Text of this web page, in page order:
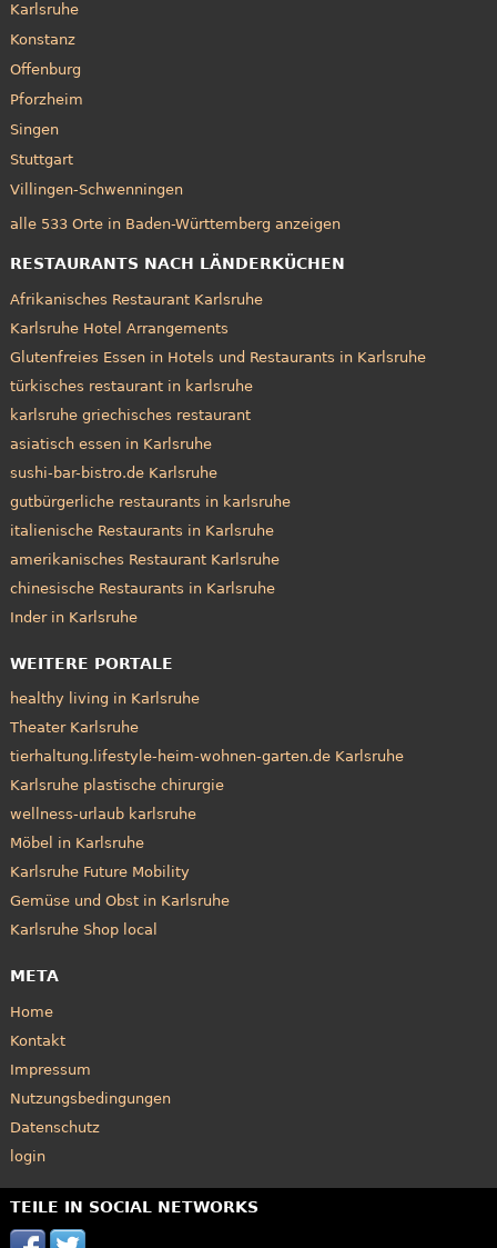
Karlsruhe
Konstanz
Offenburg
Pforzheim
Singen
Stuttgart
Villingen-Schwenningen
alle 533 Orte in Baden-Württemberg anzeigen
RESTAURANTS NACH LÄNDERKÜCHEN
Afrikanisches Restaurant Karlsruhe
Karlsruhe Hotel Arrangements
Glutenfreies Essen in Hotels und Restaurants in Karlsruhe
türkisches restaurant in karlsruhe
karlsruhe griechisches restaurant
asiatisch essen in Karlsruhe
sushi-bar-bistro.de Karlsruhe
gutbürgerliche restaurants in karlsruhe
italienische Restaurants in Karlsruhe
amerikanisches Restaurant Karlsruhe
chinesische Restaurants in Karlsruhe
Inder in Karlsruhe
WEITERE PORTALE
healthy living in Karlsruhe
Theater Karlsruhe
tierhaltung.lifestyle-heim-wohnen-garten.de Karlsruhe
Karlsruhe plastische chirurgie
wellness-urlaub karlsruhe
Möbel in Karlsruhe
Karlsruhe Future Mobility
Gemüse und Obst in Karlsruhe
Karlsruhe Shop local
META
Home
Kontakt
Impressum
Nutzungsbedingungen
Datenschutz
login
TEILE IN SOCIAL NETWORKS